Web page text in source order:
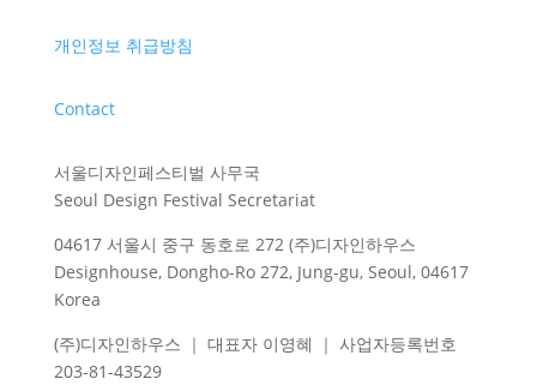
개인정보 취급방침
Contact
서울디자인페스티벌 사무국
Seoul Design Festival Secretariat
04617 서울시 중구 동호로 272 (주)디자인하우스
Designhouse, Dongho-Ro 272, Jung-gu, Seoul, 04617
Korea
(주)디자인하우스 ｜ 대표자 이영혜 ｜ 사업자등록번호
203-81-43529